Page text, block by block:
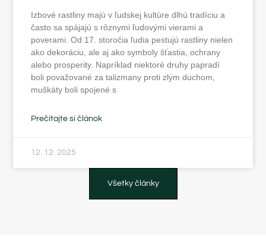
Izbové rastliny majú v ľudskej kultúre dlhú tradíciu a
často sa spájajú s rôznymi ľudovými vierami a
poverami. Od 17. storočia ľudia pestujú rastliny nielen
ako dekoráciu, ale aj ako symboly šťastia, ochrany
alebo prosperity. Napríklad niektoré druhy papradí
boli považované za talizmany proti zlým duchom,
muškáty boli spojené s
Prečítajte si článok
12. 12. 2025
Všetky články